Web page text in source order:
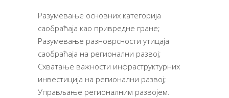
Разумевање основних категорија
саобраћаја као привредне гране;
Разумевање разноврсности утицаја
саобраћаја на регионални развој;
Схватање важности инфраструктурних
инвестиција на регионални развој;
Управљање регионалним развојем.